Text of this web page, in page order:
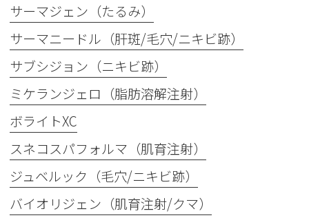
サーマジェン（たるみ）
サーマニードル（肝斑/毛穴/ニキビ跡）
サブシジョン（ニキビ跡）
ミケランジェロ（脂肪溶解注射）
ボライトXC
スネコスパフォルマ（肌育注射）
ジュベルック（毛穴/ニキビ跡）
バイオリジェン（肌育注射/クマ）